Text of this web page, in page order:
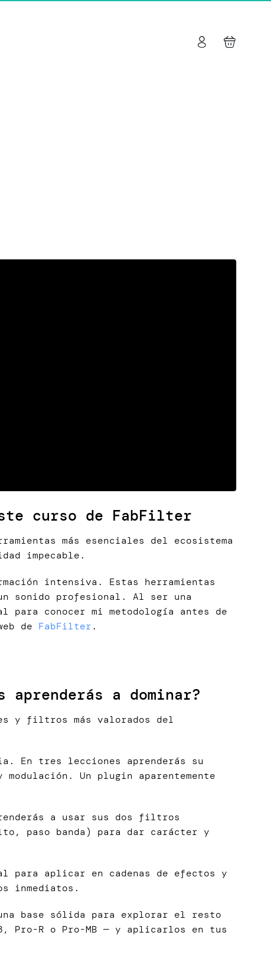
curso de FabFilter
más esenciales del ecosistema
impecable.
intensiva. Estas herramientas
sonido profesional. Al ser una
conocer mi metodología antes de
de FabFilter.
a dominar?
y filtros más valorados del
En tres lecciones aprenderás su
Un plugin aparentemente
a usar sus dos filtros
paso banda) para dar carácter y
aplicar en cadenas de efectos y
inmediatos.
base sólida para explorar el resto
Pro-R o Pro-MB — y aplicarlos en tus